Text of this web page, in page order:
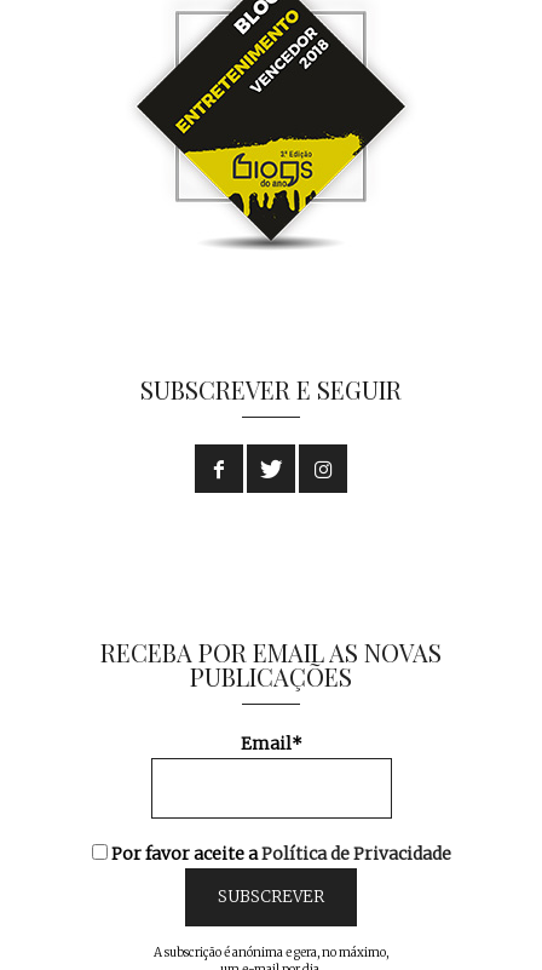
SUBSCREVER E SEGUIR
RECEBA POR EMAIL AS NOVAS
PUBLICAÇÕES
Email*
Por favor aceite aPolítica de Privacidade
A subscrição é anónima e gera, no máximo,